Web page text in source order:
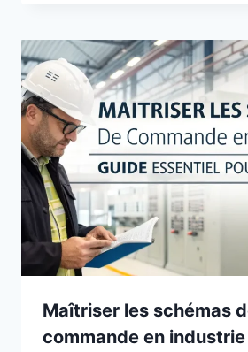
Maîtriser les schémas
commande en industrie